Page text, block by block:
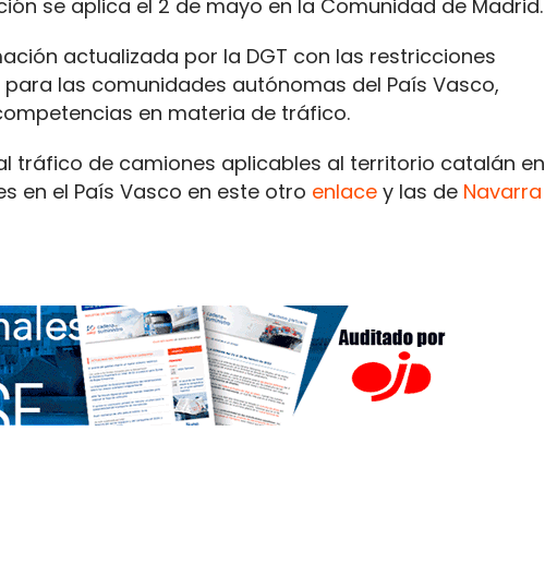
se aplica el 2 de mayo en la Comunidad de Madrid.
actualizada por la DGT con las restricciones
las comunidades autónomas del País Vasco,
en materia de tráfico.
tráfico de camiones aplicables al territorio catalán en
en el País Vasco en este otro enlace y las de Navarra